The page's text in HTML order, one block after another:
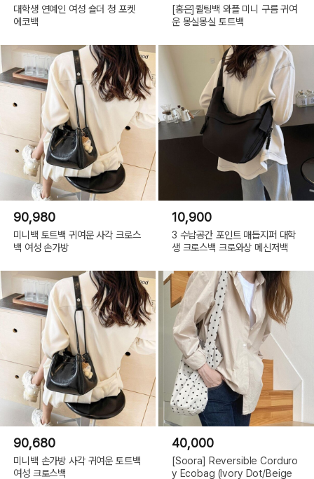
대학생 연예인 여성 숄더 청 포켓
에코백
[홍은]퀼팅백 와플 미니 구름 귀여
운 몽실몽실 토트백
90,980
미니백 토트백 귀여운 사각 크로스
백 여성 손가방
10,900
3 수납공간 포인트 매듭지퍼 대학
생 크로스백 크로와상 메신저백
90,680
미니백 손가방 사각 귀여운 토트백
여성 크로스백
40,000
[Soora] Reversible Corduro
y Ecobag (Ivory Dot/Beige